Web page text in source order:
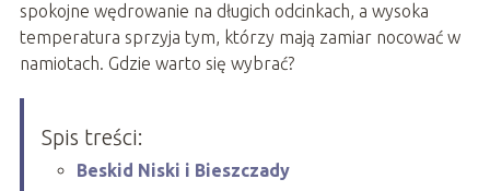
spokojne wędrowanie na długich odcinkach, a wysoka
temperatura sprzyja tym, którzy mają zamiar nocować w
namiotach. Gdzie warto się wybrać?
Spis treści:
Beskid Niski i Bieszczady